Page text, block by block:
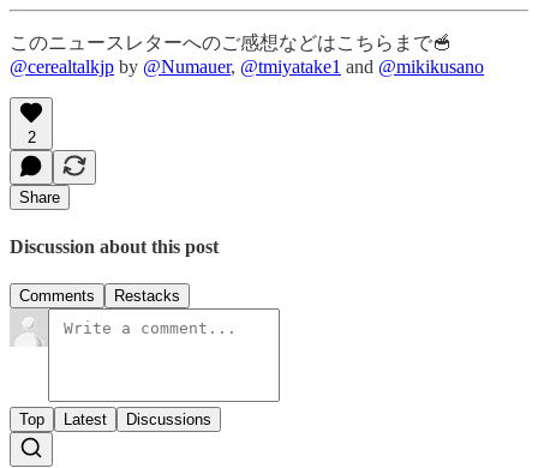
このニュースレターへのご感想などはこちらまで🥣
@cerealtalkjp by @Numauer, @tmiyatake1 and @mikikusano
2
Share
Discussion about this post
Comments Restacks
Top Latest Discussions